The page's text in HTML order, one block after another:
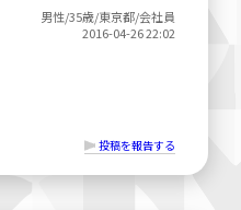
男性/35歳/東京都/会社員
2016-04-26 22:02
投稿を報告する